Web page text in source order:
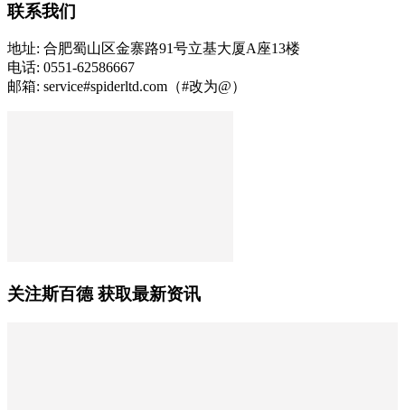
联系我们
地址: 合肥蜀山区金寨路91号立基大厦A座13楼
电话: 0551-62586667
邮箱: service#spiderltd.com（#改为@）
关注斯百德 获取最新资讯